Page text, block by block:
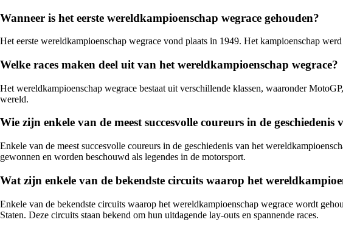
Wanneer is het eerste wereldkampioenschap wegrace gehouden?
Het eerste wereldkampioenschap wegrace vond plaats in 1949. Het kampioenschap
Welke races maken deel uit van het wereldkampioenschap wegrace?
Het wereldkampioenschap wegrace bestaat uit verschillende klassen, waaronder
wereld.
Wie zijn enkele van de meest succesvolle coureurs in de
Enkele van de meest succesvolle coureurs in de geschiedenis van het
gewonnen en worden beschouwd als legendes in de motorsport.
Wat zijn enkele van de bekendste circuits waarop het
Enkele van de bekendste circuits waarop het wereldkampioenschap wegrace wordt
Staten. Deze circuits staan bekend om hun uitdagende lay-outs en spannende races.